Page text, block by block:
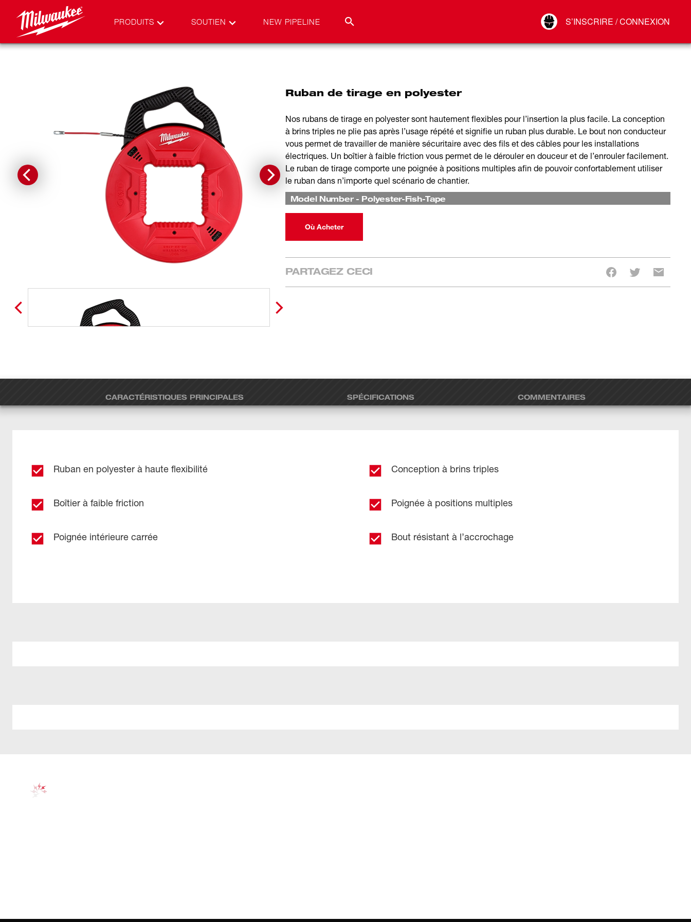
PRODUITS SOUTIEN NEW PIPELINE S’INSCRIRE / CONNEXION
Connect
Ruban de tirage en polyester
Nos rubans de tirage en polyester sont hautement flexibles pour l’insertion la plus facile. La conception
à brins triples ne plie pas après l’usage répété et signifie un ruban plus durable. Le bout non conducteur
vous permet de travailler de manière sécuritaire avec des fils et des câbles pour les installations
électriques. Un boîtier à faible friction vous permet de le dérouler en douceur et de l’enrouler facilement.
Le ruban de tirage comporte une poignée à positions multiples afin de pouvoir confortablement utiliser
le ruban dans n’importe quel scénario de chantier.
Model Number- Polyester-Fish-Tape
Où Acheter
PARTAGEZ CECI
CARACTÉRISTIQUES PRINCIPALES SPÉCIFICATIONS COMMENTAIRES
Ruban en polyester à haute flexibilité Conception à brins triples
Boîtier à faible friction Poignée à positions multiples
Poignée intérieure carrée Bout résistant à l’accrochage